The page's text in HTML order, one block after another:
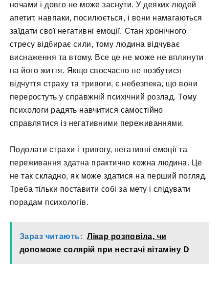
ночами і довго не може заснути. У деяких людей
апетит, навпаки, посилюється, і вони намагаються
заїдати свої негативні емоції. Стан хронічного
стресу відбирає сили, тому людина відчуває
виснаження та втому. Все це не може не вплинути
на його життя. Якщо своєчасно не позбутися
відчуття страху та тривоги, є небезпека, що вони
переростуть у справжній психічний розлад. Тому
психологи радять навчитися самостійно
справлятися із негативними переживаннями.
Подолати страхи і тривогу, негативні емоції та
переживання здатна практично кожна людина. Це
не так складно, як може здатися на перший погляд.
Треба тільки поставити собі за мету і слідувати
порадам психологів.
Зараз читають: Лікар розповіла, чи
допоможе солярій при нестачі вітаміну D